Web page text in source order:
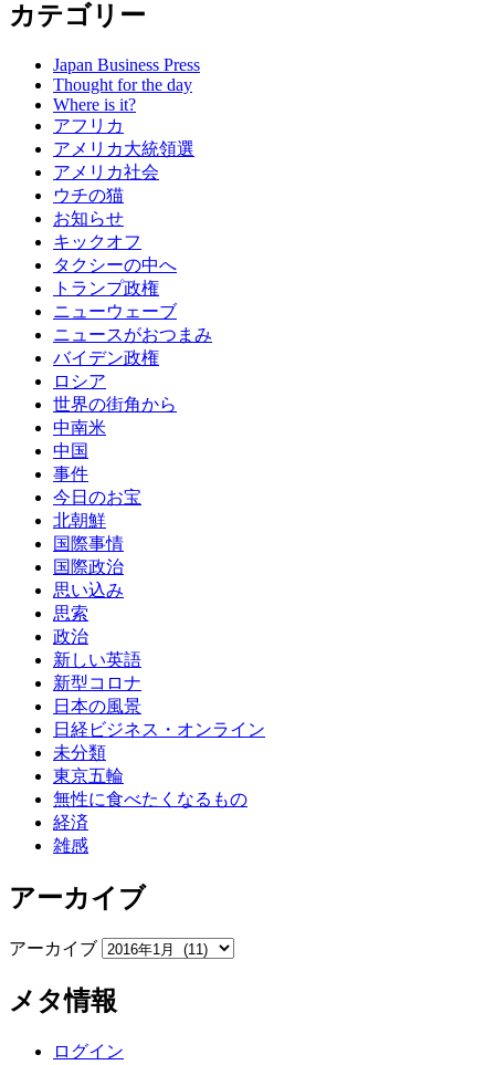
カテゴリー
Japan Business Press
Thought for the day
Where is it?
アフリカ
アメリカ大統領選
アメリカ社会
ウチの猫
お知らせ
キックオフ
タクシーの中へ
トランプ政権
ニューウェーブ
ニュースがおつまみ
バイデン政権
ロシア
世界の街角から
中南米
中国
事件
今日のお宝
北朝鮮
国際事情
国際政治
思い込み
思索
政治
新しい英語
新型コロナ
日本の風景
日経ビジネス・オンライン
未分類
東京五輪
無性に食べたくなるもの
経済
雑感
アーカイブ
アーカイブ
メタ情報
ログイン